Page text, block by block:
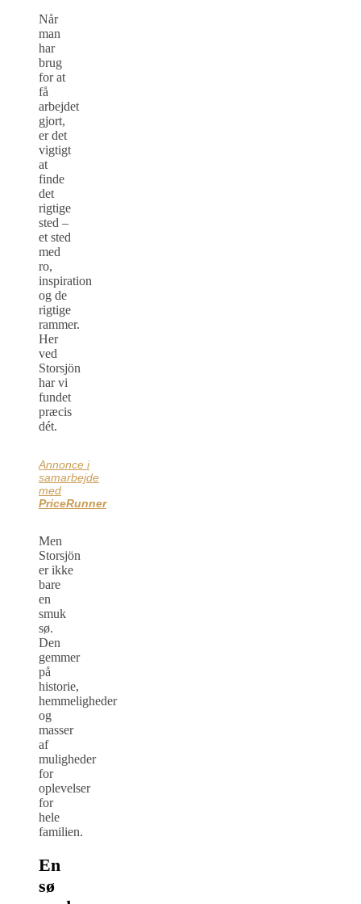
Når
man
har
brug
for at
få
arbejdet
gjort,
er det
vigtigt
at
finde
det
rigtige
sted –
et sted
med
ro,
inspiration
og de
rigtige
rammer.
Her
ved
Storsjön
har vi
fundet
præcis
dét.
Annonce i
samarbejde
med
PriceRunner
Men
Storsjön
er ikke
bare
en
smuk
sø.
Den
gemmer
på
historie,
hemmeligheder
og
masser
af
muligheder
for
oplevelser
for
hele
familien.
En
sø